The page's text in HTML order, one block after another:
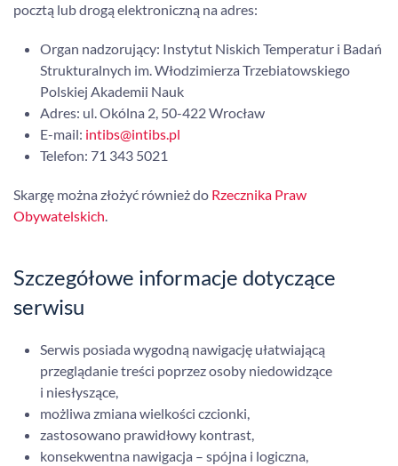
pocztą lub drogą elektroniczną na adres:
Organ nadzorujący: Instytut Niskich Temperatur i Badań
Strukturalnych im. Włodzimierza Trzebiatowskiego
Polskiej Akademii Nauk
Adres: ul. Okólna 2, 50-422 Wrocław
E-mail: intibs@intibs.pl
Telefon: 71 343 5021
Skargę można złożyć również do Rzecznika Praw
Obywatelskich.
Szczegółowe informacje dotyczące
serwisu
Serwis posiada wygodną nawigację ułatwiającą
przeglądanie treści poprzez osoby niedowidzące
i niesłyszące,
możliwa zmiana wielkości czcionki,
zastosowano prawidłowy kontrast,
konsekwentna nawigacja – spójna i logiczna,